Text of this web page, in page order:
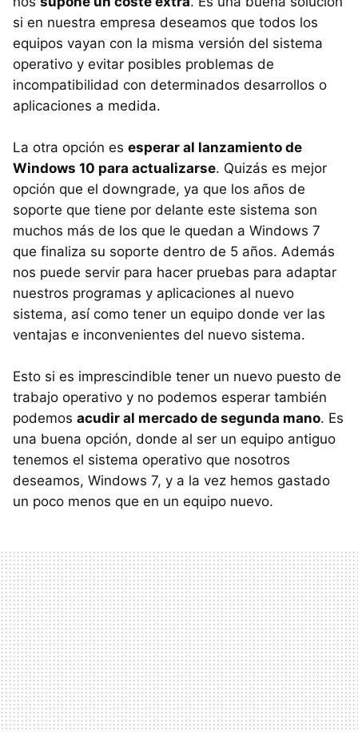
si en nuestra empresa deseamos que todos los
equipos vayan con la misma versión del sistema
operativo y evitar posibles problemas de
incompatibilidad con determinados desarrollos o
aplicaciones a medida.
La otra opción es esperar al lanzamiento de
Windows 10 para actualizarse. Quizás es mejor
opción que el downgrade, ya que los años de
soporte que tiene por delante este sistema son
muchos más de los que le quedan a Windows 7
que finaliza su soporte dentro de 5 años. Además
nos puede servir para hacer pruebas para adaptar
nuestros programas y aplicaciones al nuevo
sistema, así como tener un equipo donde ver las
ventajas e inconvenientes del nuevo sistema.
Esto si es imprescindible tener un nuevo puesto de
trabajo operativo y no podemos esperar también
podemos acudir al mercado de segunda mano. Es
una buena opción, donde al ser un equipo antiguo
tenemos el sistema operativo que nosotros
deseamos, Windows 7, y a la vez hemos gastado
un poco menos que en un equipo nuevo.